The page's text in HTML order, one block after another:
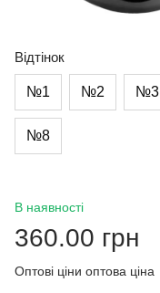
Відтінок
№1 №2 №3
№8
В наявності
360.00 грн
Оптові ціни оптова ціна